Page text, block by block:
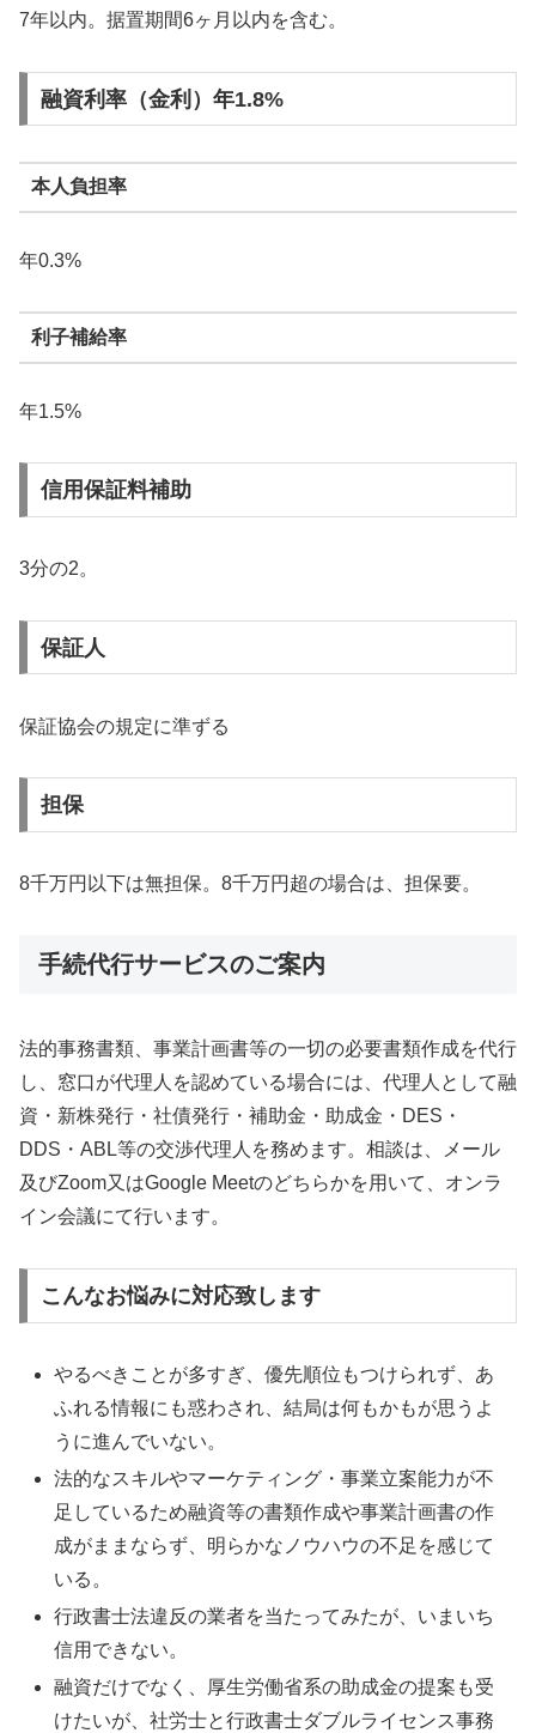
7年以内。据置期間6ヶ月以内を含む。
融資利率（金利）年1.8%
本人負担率
年0.3%
利子補給率
年1.5%
信用保証料補助
3分の2。
保証人
保証協会の規定に準ずる
担保
8千万円以下は無担保。8千万円超の場合は、担保要。
手続代行サービスのご案内
法的事務書類、事業計画書等の一切の必要書類作成を代行
し、窓口が代理人を認めている場合には、代理人として融
資・新株発行・社債発行・補助金・助成金・DES・
DDS・ABL等の交渉代理人を務めます。相談は、メール
及びZoom又はGoogle Meetのどちらかを用いて、オンラ
イン会議にて行います。
こんなお悩みに対応致します
やるべきことが多すぎ、優先順位もつけられず、あ
ふれる情報にも惑わされ、結局は何もかもが思うよ
うに進んでいない。
法的なスキルやマーケティング・事業立案能力が不
足しているため融資等の書類作成や事業計画書の作
成がままならず、明らかなノウハウの不足を感じて
いる。
行政書士法違反の業者を当たってみたが、いまいち
信用できない。
融資だけでなく、厚生労働省系の助成金の提案も受
けたいが、社労士と行政書士ダブルライセンス事務